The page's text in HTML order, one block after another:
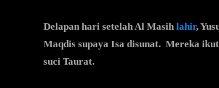
Delapan hari setelah Al Masih lahir,
Maqdis supaya Isa disunat. Mereka
suci Taurat.